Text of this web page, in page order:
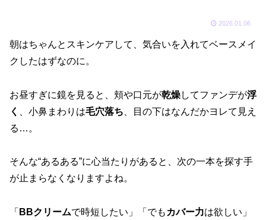
2026.01.06
朝はちゃんとスキンケアして、気合いを入れてベースメイ
クしたはずなのに。
お昼すぎに鏡を見ると、頬や口元が乾燥してファンデが浮
く
、小鼻まわりは毛穴落ち 、目の下はなんだかヨレて見え
る…。
そんな“あるある”に心当たりがあると、次の一本を探す手
が止まらなくなりますよね。
「 BBクリームで時短したい」「でも カバー力は欲しい」